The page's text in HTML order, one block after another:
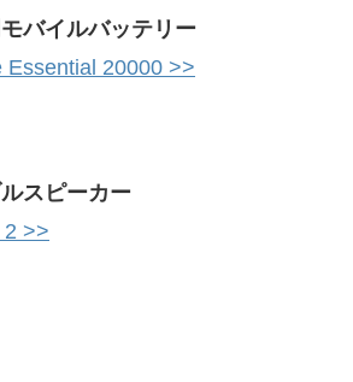
バイルバッテリー
Essential 20000 >>
スピーカー
2 >>